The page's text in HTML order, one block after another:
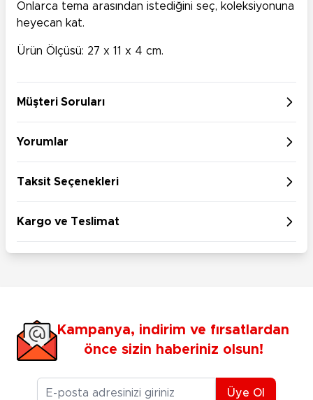
Onlarca tema arasından istediğini seç, koleksiyonuna
heyecan kat.
Ürün Ölçüsü: 27 x 11 x 4 cm.
Müşteri Soruları
Yorumlar
Taksit Seçenekleri
Kargo ve Teslimat
Kampanya, indirim ve fırsatlardan
önce sizin haberiniz olsun!
E-posta Adresiniz
Üye Ol